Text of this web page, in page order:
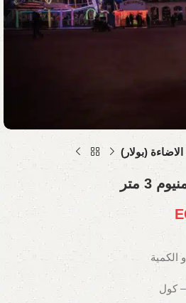
(بولار)
3 متر
الكمية
– كول